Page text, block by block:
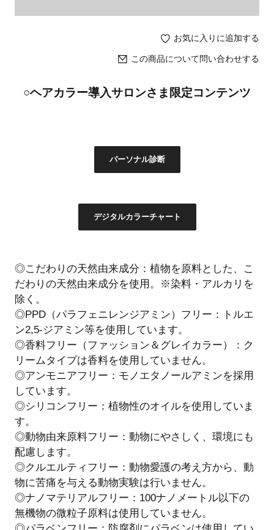
お気に入りに追加する
この商品について問い合わせする
○ヘアカラー導入サロンさま限定コンテンツ
パーソナル診断
デジタルカラーチャート
◎こだわりの天然由来成分：植物を原料とした、こ
だわりの天然由来成分を使用。※染料・アルカリを
除く。
◎PPD（パラフェニレンジアミン）フリー：トルエ
ン2,5-ジアミン等を使用しています。
◎香料フリー（ファッション＆グレイカラー）：ク
リームタイプは香料を使用していません。
◎アンモニアフリー：モノエタノールアミンを採用
しています。
◎シリコンフリー：植物性のオイルを使用していま
す。
◎動物由来原料フリー：動物にやさしく、環境にも
配慮します。
◎クルエルティフリー：動物愛護の考え方から、動
物に苦痛を与える動物実験は行いません。
◎ナノマテリアルフリー：100ナノメートル以下の
無機物の微粒子原料は使用していません。